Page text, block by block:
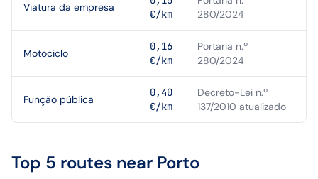
Viatura da empresa
€/km
280/2024
Motociclo
0,16
€/km
Portaria n.º
280/2024
Função pública
0,40
€/km
Decreto-Lei n.º
137/2010 atualizado
Top 5 routes near Porto